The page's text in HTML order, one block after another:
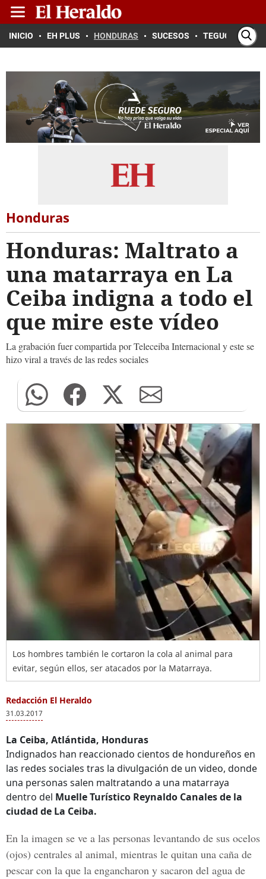
INICIO EH PLUS HONDURAS SUCESOS TEGUCIGALPA
Honduras
Honduras: Maltrato a
una matarraya en La
Ceiba indigna a todo el
que mire este vídeo
La grabación fuer compartida por Teleceiba Internacional y este se
hizo viral a través de las redes sociales
Los hombres también le cortaron la cola al animal para
evitar, según ellos, ser atacados por la Matarraya.
Redacción El Heraldo
31.03.2017
La Ceiba, Atlántida, Honduras
Indignados han reaccionado cientos de hondureños en
las redes sociales tras la divulgación de un video, donde
una personas salen maltratando a una matarraya
dentro del Muelle Turístico Reynaldo Canales de la
ciudad de La Ceiba.
En la imagen se ve a las personas levantando de sus ocelos
(ojos) centrales al animal, mientras le quitan una caña de
pescar con la que la engancharon y sacaron del agua de